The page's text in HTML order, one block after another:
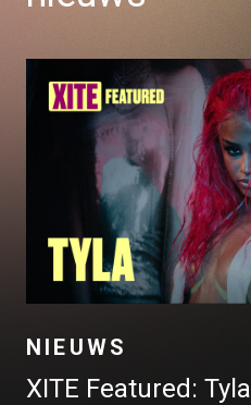
NIEUWS
XITE Featured: Tyla